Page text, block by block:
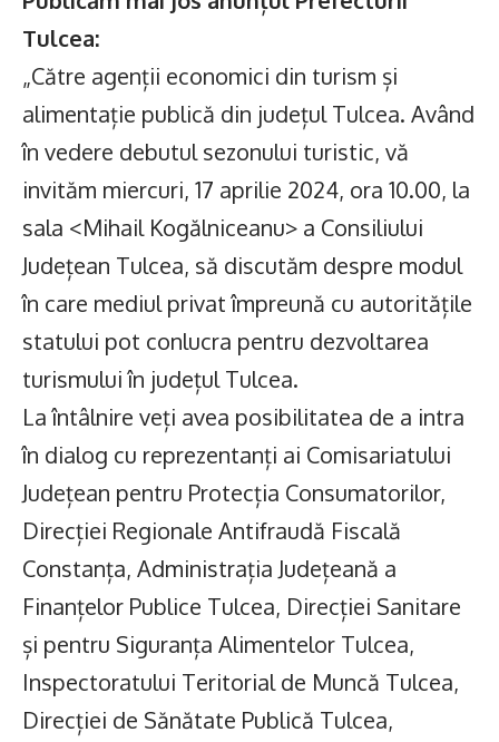
Tulcea:
„Către agenții economici din turism și
alimentație publică din județul Tulcea. Având
în vedere debutul sezonului turistic, vă
invităm miercuri, 17 aprilie 2024, ora 10.00, la
sala <Mihail Kogălniceanu> a Consiliului
Județean Tulcea, să discutăm despre modul
în care mediul privat împreună cu autoritățile
statului pot conlucra pentru dezvoltarea
turismului în județul Tulcea.
La întâlnire veți avea posibilitatea de a intra
în dialog cu reprezentanți ai Comisariatului
Județean pentru Protecția Consumatorilor,
Direcției Regionale Antifraudă Fiscală
Constanța, Administrația Județeană a
Finanțelor Publice Tulcea, Direcției Sanitare
și pentru Siguranța Alimentelor Tulcea,
Inspectoratului Teritorial de Muncă Tulcea,
Direcției de Sănătate Publică Tulcea,